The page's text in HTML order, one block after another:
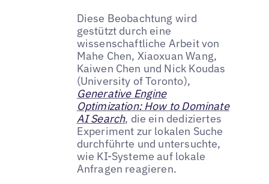
Diese Beobachtung wird
gestützt durch eine
wissenschaftliche Arbeit von
Mahe Chen, Xiaoxuan Wang,
Kaiwen Chen und Nick Koudas
(University of Toronto),
Generative Engine
Optimization: How to Dominate
AI Search, die ein dediziertes
Experiment zur lokalen Suche
durchführte und untersuchte,
wie KI-Systeme auf lokale
Anfragen reagieren.